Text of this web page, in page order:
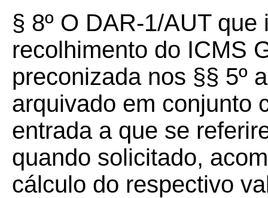
§ 8º O DAR-1/AUT
recolhimento do ICMS
preconizada nos §§ 5º
arquivado em conjunto
entrada a que se
quando solicitado,
cálculo do respectivo